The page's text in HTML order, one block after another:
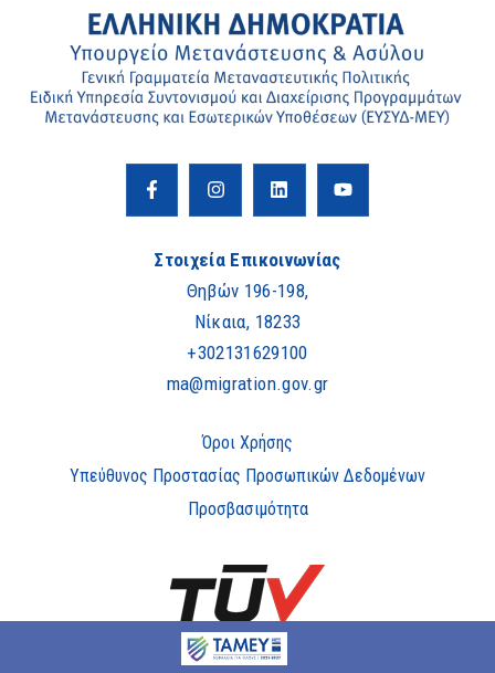
Στοιχεία Επικοινωνίας
Θηβών 196-198,
Νίκαια, 18233
+302131629100
ma@migration.gov.gr
Όροι Χρήσης
Υπεύθυνος Προστασίας Προσωπικών Δεδομένων
Προσβασιμότητα